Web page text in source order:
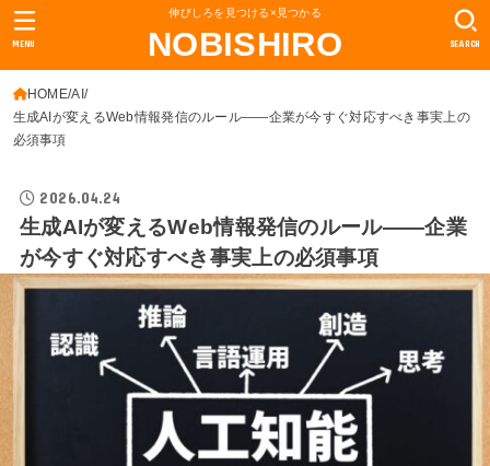
伸びしろを見つける×見つかる
NOBISHIRO SEARCH
MENU
HOME AI
生成AIが変えるWeb情報発信のルール――企業が今すぐ対応すべき事実上の
必須事項
2026.04.24
生成AIが変えるWeb情報発信のルール――企業
が今すぐ対応すべき事実上の必須事項